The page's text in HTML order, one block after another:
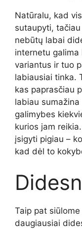
Natūralu, kad
sutaupyti,
nebūtų labai
internetu
variantus ir tuo
labiausiai tinka.
kas paprasčiau
labiau
galimybes
kurios jam
įsigyti pigiau –
kad dėl to
Taip pat
daugiausiai